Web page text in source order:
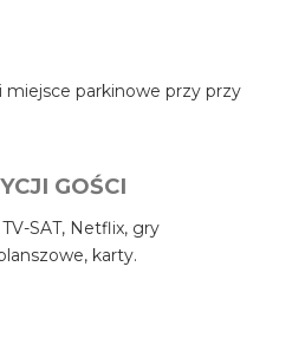
miejsce parkinowe przy przy
GOŚCI
SAT, Netflix, gry
karty.